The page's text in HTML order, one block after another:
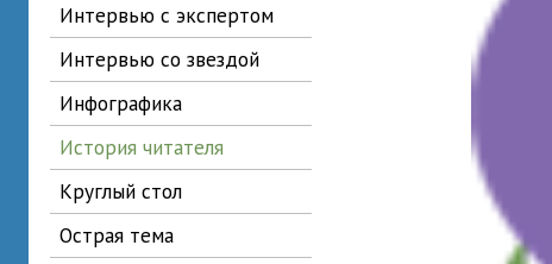
интервью с экспертом
интервью со звездой
инфографика
история читателя
круглый стол
острая тема